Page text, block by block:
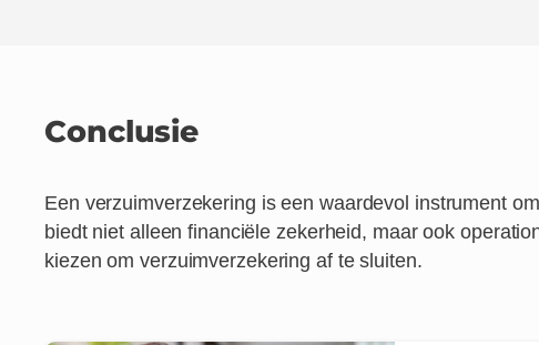
Conclusie
Een verzuimverzekering is een waardevol instrument
biedt niet alleen financiële zekerheid, maar ook
kiezen om verzuimverzekering af te sluiten.